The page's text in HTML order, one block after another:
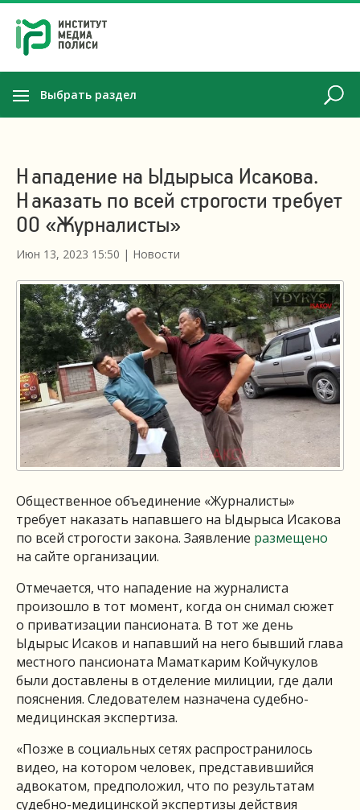
Выбрать раздел
Нападение на Ыдырыса Исакова.
Наказать по всей строгости требует
ОО «Журналисты»
Июн 13, 2023 15:50 | Новости
Общественное объединение «Журналисты»
требует наказать напавшего на Ыдырыса Исакова
по всей строгости закона. Заявление размещено
на сайте организации.
Отмечается, что нападение на журналиста
произошло в тот момент, когда он снимал сюжет
о приватизации пансионата. В тот же день
Ыдырыс Исаков и напавший на него бывший глава
местного пансионата Маматкарим Койчукулов
были доставлены в отделение милиции, где дали
пояснения. Следователем назначена судебно-
медицинская экспертиза.
«Позже в социальных сетях распространилось
видео, на котором человек, представившийся
адвокатом, предположил, что по результатам
судебно-медицинской экспертизы действия